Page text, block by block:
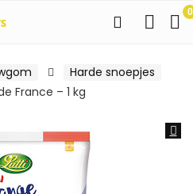
0
Harde snoepjes
France – 1 kg